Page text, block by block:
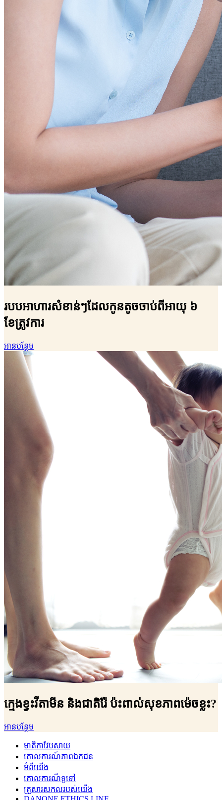
របបអាហារសំខាន់ៗដែលកូនតូចចាប់ពីអាយុ ៦
ខែត្រូវការ
អានបន្ថែម
ក្មេងខ្វះវីតាមីន ​និងជាតិរ៉ែ ​ប៉ះពាល់សុខភាព​ម៉េចខ្លះ?
អានបន្ថែម
មាតិកាវែបសាយ
គោលការណ៍ភាពឯកជន
អំពីយើង
គោលការណ៏ទូទៅ
គ្រួសារសកលរបស់យើង